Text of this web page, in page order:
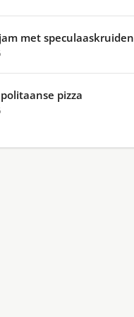
met speculaaskruiden
pizza